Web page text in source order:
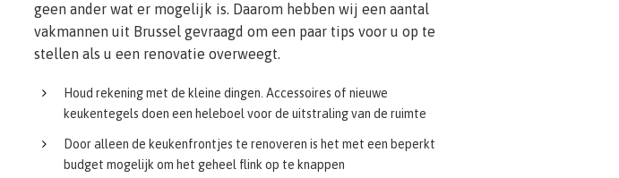
geen ander wat er mogelijk is. Daarom hebben wij een aantal
vakmannen uit Brussel gevraagd om een paar tips voor u op te
stellen als u een renovatie overweegt.
Houd rekening met de kleine dingen. Accessoires of nieuwe
keukentegels doen een heleboel voor de uitstraling van de ruimte
Door alleen de keukenfrontjes te renoveren is het met een beperkt
budget mogelijk om het geheel flink op te knappen